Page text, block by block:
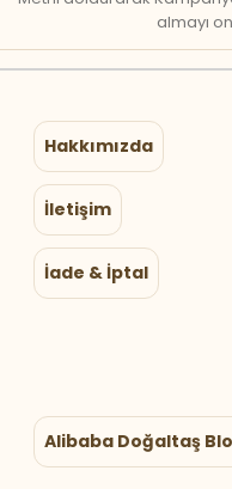
almayı
Hakkımızda
İletişim
İade & İptal
Alibaba Doğaltaş